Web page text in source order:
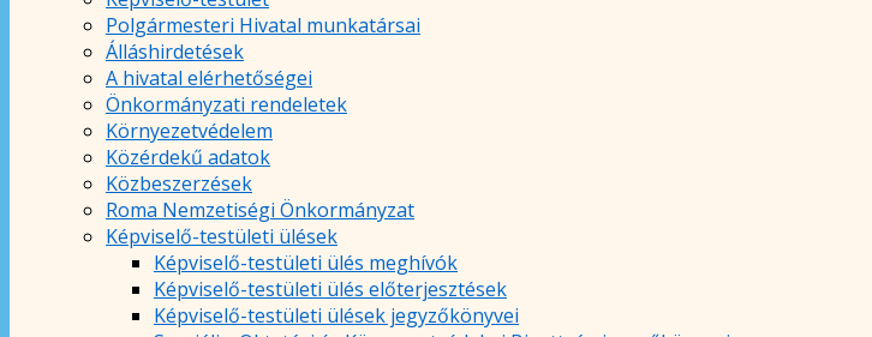
Polgármesteri Hivatal munkatársai
Álláshirdetések
A hivatal elérhetőségei
Önkormányzati rendeletek
Környezetvédelem
Közérdekű adatok
Közbeszerzések
Roma Nemzetiségi Önkormányzat
Képviselő-testületi ülések
Képviselő-testületi ülés meghívók
Képviselő-testületi ülés előterjesztések
Képviselő-testületi ülések jegyzőkönyvei